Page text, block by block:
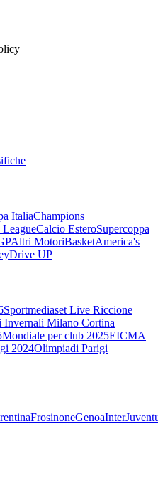
ItaliaChampions
LeagueCalcio EsteroSupercoppa
Altri MotoriBasketAmerica's
Drive UP
Sportmediaset Live Riccione
Invernali Milano Cortina
Mondiale per club 2025EICMA
2024Olimpiadi Parigi
FrosinoneGenoaInter